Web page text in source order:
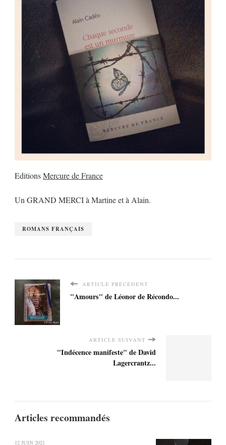
EditionsMercure de France
Un GRAND MERCI à Martine et à Alain.
ROMANS FRANÇAIS
ARTICLE PRÉCÉDENT
"Amours" de Léonor de Récondo...
ARTICLE SUIVANT
"Indécence manifeste" de David
Lagercrantz...
Articles recommandés
12 JUIN 2021